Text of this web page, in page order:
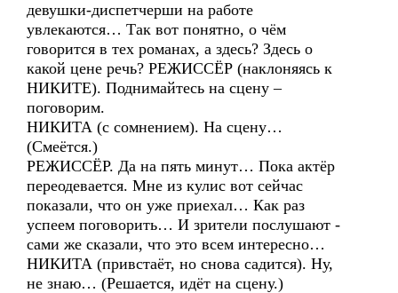
девушки-диспетчерши на работе
увлекаются… Так вот понятно, о чём
говорится в тех романах, а здесь? Здесь о
какой цене речь? РЕЖИССЁР (наклоняясь к
НИКИТЕ). Поднимайтесь на сцену –
поговорим.
НИКИТА (с сомнением). На сцену…
(Смеётся.)
РЕЖИССЁР. Да на пять минут… Пока актёр
переодевается. Мне из кулис вот сейчас
показали, что он уже приехал… Как раз
успеем поговорить… И зрители послушают -
сами же сказали, что это всем интересно…
НИКИТА (привстаёт, но снова садится). Ну,
не знаю… (Решается, идёт на сцену.)